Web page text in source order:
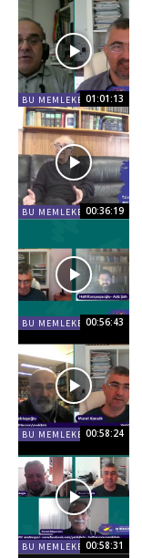
BU MEMLEKET BIZIM
01:01:13
BU MEMLEKET BIZIM
00:36:19
BU MEMLEKET BIZIM
00:56:43
BU MEMLEKET BIZIM
00:58:24
BU MEMLEKET BIZIM
00:58:31